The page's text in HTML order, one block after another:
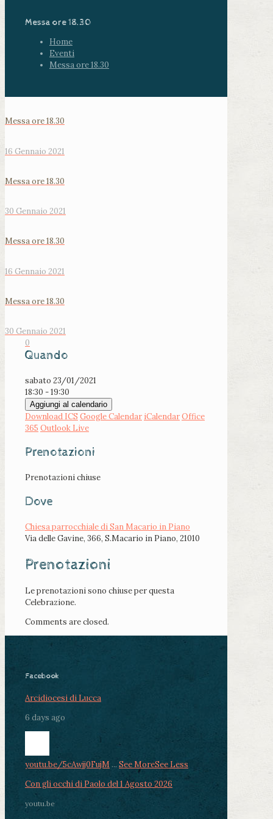
Messa ore 18.30
Home
Eventi
Messa ore 18.30
Messa ore 18.30
16 Gennaio 2021
Messa ore 18.30
30 Gennaio 2021
Messa ore 18.30
16 Gennaio 2021
Messa ore 18.30
30 Gennaio 2021
0
Quando
sabato 23/01/2021
18:30 - 19:30
Aggiungi al calendario
Download ICS Google Calendar iCalendarOffice
365 Outlook Live
Prenotazioni
Prenotazioni chiuse
Dove
Chiesa parrocchiale di San Macario in Piano
Via delle Gavine, 366, S.Macario in Piano, 21010
Prenotazioni
Le prenotazioni sono chiuse per questa
Celebrazione.
Comments are closed.
Facebook
Arcidiocesi di Lucca
6 days ago
youtu.be/5cAwjj0FujM ... See MoreSee Less
Con gli occhi di Paolo del 1 Agosto 2026
youtu.be